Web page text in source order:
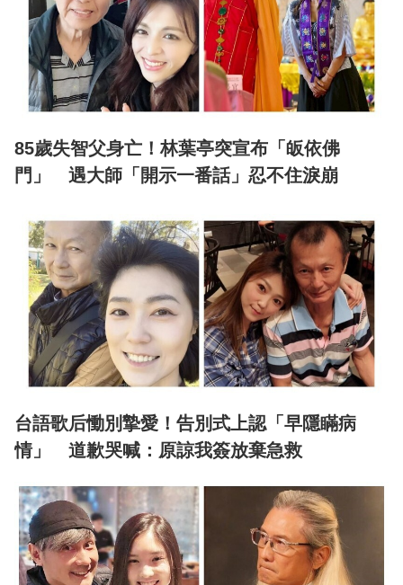
85歲失智父身亡！林葉亭突宣布「皈依佛
門」 遇大師「開示一番話」忍不住淚崩
台語歌后慟別摯愛！告別式上認「早隱瞞病
情」 道歉哭喊：原諒我簽放棄急救